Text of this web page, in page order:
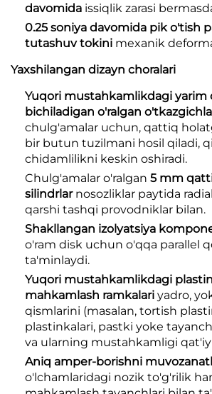
davomida issiqlik zarasi
0.25 soniya davomida pik o'tish
tutashuv tokini mexanik
Yaxshilangan dizayn choralari
Yuqori mustahkamlikdagi yarim
bichiladigan o'ralgan
chulg'amalar uchun, qattiq
bir butun tuzilmani hosil qiladi,
chidamlilikni keskin oshiradi.
Chulg'amalar o'ralgan 5 mm
silindrlar nosozliklar paytida
qarshi tashqi provodniklar bilan.
Shakllangan izolyatsiya
o'ram disk uchun o'qqa parallel
ta'minlaydi.
Yuqori mustahkamlikdagi
mahkamlash ramkalari yadro,
qismlarini (masalan, tortish
plastinkalari, pastki yoke
va ularning mustahkamligi
Aniq amper-borishni
o'lchamlaridagi nozik to'g'rilik